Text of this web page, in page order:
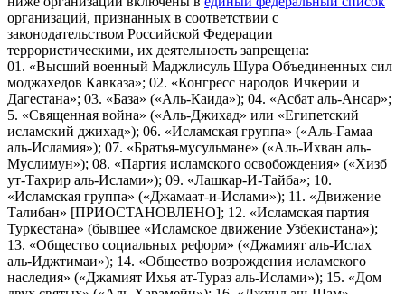
организаций, признанных в соответствии с
законодательством Российской Федерации
террористическими, их деятельность запрещена:
01. «Высший военный Маджлисуль Шура Объединенных сил
моджахедов Кавказа»; 02. «Конгресс народов Ичкерии и
Дагестана»; 03. «База» («Аль-Каида»); 04. «Асбат аль-Ансар»;
5. «Священная война» («Аль-Джихад» или «Египетский
исламский джихад»); 06. «Исламская группа» («Аль-Гамаа
аль-Исламия»); 07. «Братья-мусульмане» («Аль-Ихван аль-
Муслимун»); 08. «Партия исламского освобождения» («Хизб
ут-Тахрир аль-Ислами»); 09. «Лашкар-И-Тайба»; 10.
«Исламская группа» («Джамаат-и-Ислами»); 11. «Движение
Талибан» [ПРИОСТАНОВЛЕНО]; 12. «Исламская партия
Туркестана» (бывшее «Исламское движение Узбекистана»);
13. «Общество социальных реформ» («Джамият аль-Ислах
аль-Иджтимаи»); 14. «Общество возрождения исламского
наследия» («Джамият Ихья ат-Тураз аль-Ислами»); 15. «Дом